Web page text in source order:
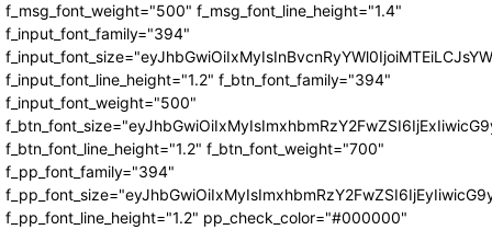
f_msg_font_weight="500" f_msg_font_line_height="1.4"
f_input_font_family="394"
f_input_font_line_height="1.2" f_btn_font_family="394"
f_input_font_weight="500"
f_btn_font_line_height="1.2" f_btn_font_weight="700"
f_pp_font_family="394"
f_pp_font_line_height="1.2" pp_check_color="#000000"